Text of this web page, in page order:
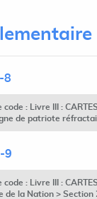
8
: Livre III :
de patriote
9
code : Livre III :
de la Nation >